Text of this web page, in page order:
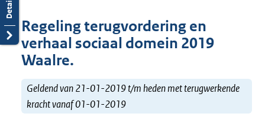
Regeling terugvordering en
verhaal sociaal domein 2019
Waalre.
Geldend van 21-01-2019 t/m heden met terugwerkende
kracht vanaf 01-01-2019